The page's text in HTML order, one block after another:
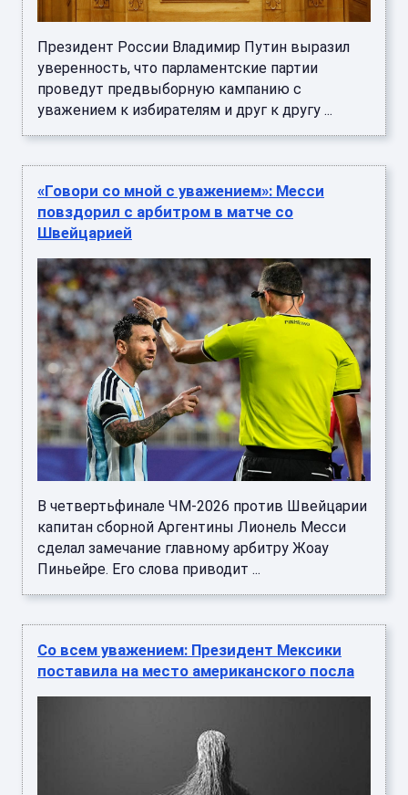
Президент России Владимир Путин выразил
уверенность, что парламентские партии
проведут предвыборную кампанию с
уважением к избирателям и друг к другу ...
«Говори со мной с уважением»: Месси
повздорил с арбитром в матче со
Швейцарией
В четвертьфинале ЧМ-2026 против Швейцарии
капитан сборной Аргентины Лионель Месси
сделал замечание главному арбитру Жоау
Пиньейре. Его слова приводит ...
Со всем уважением: Президент Мексики
поставила на место американского посла